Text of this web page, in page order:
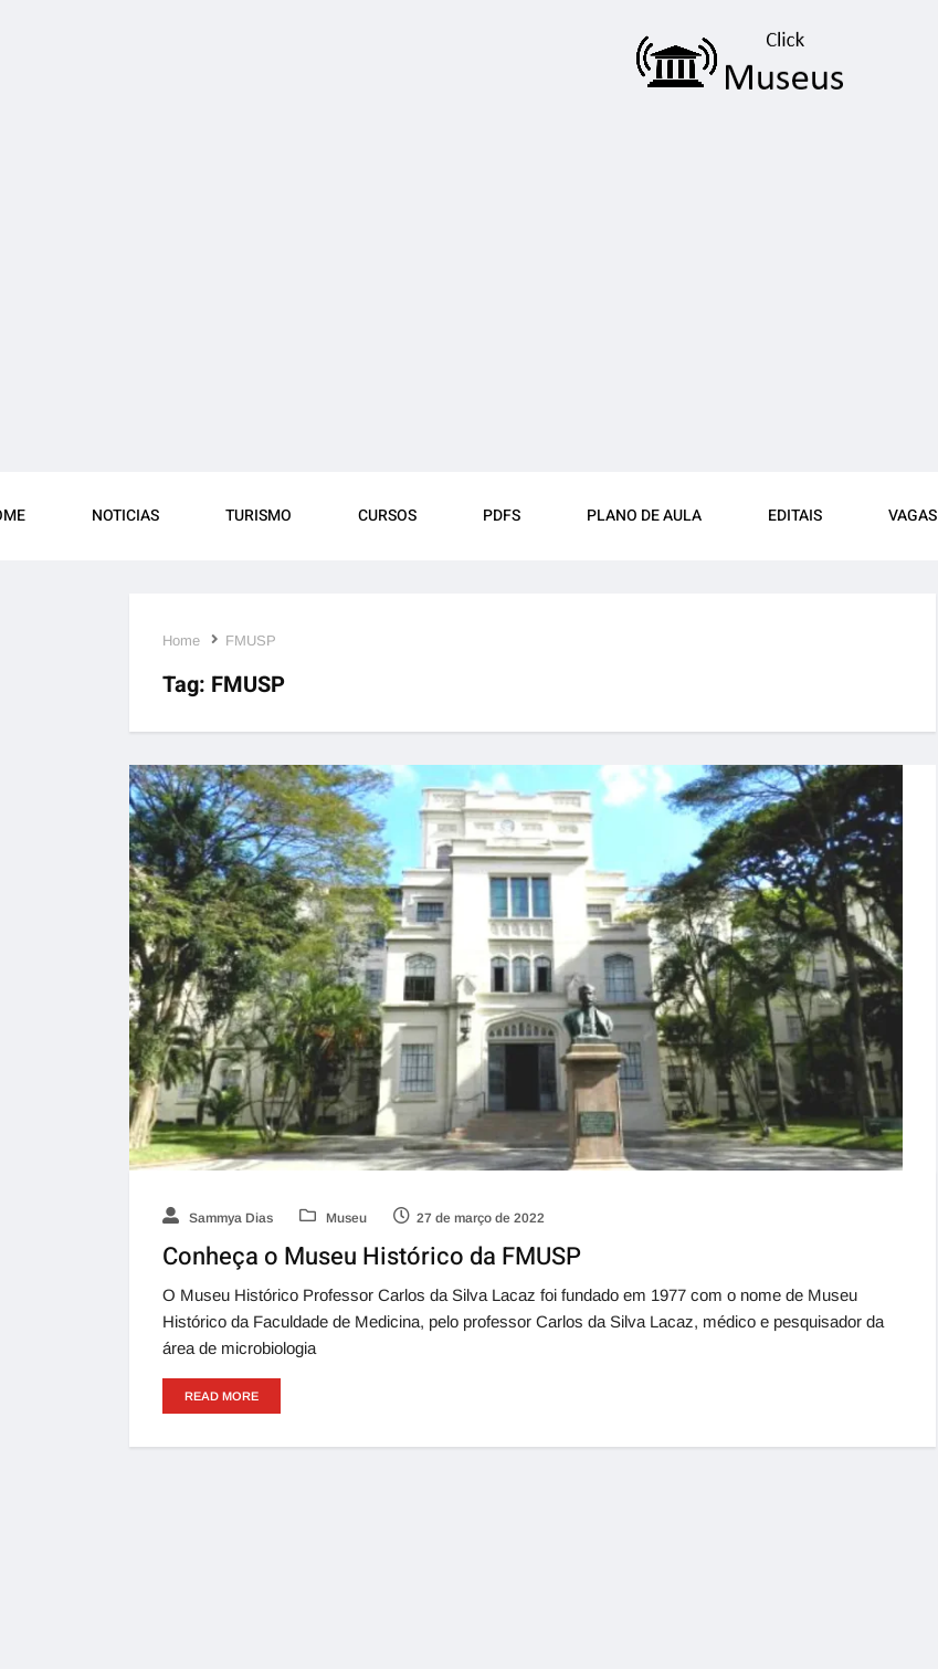
NOTICIAS TURISMO CURSOS PDFS PLANO DE AULA EDITAIS VAGAS
Home FMUSP
Tag: FMUSP
Sammya Dias Museu 27 de março de 2022
Conheça o Museu Histórico da FMUSP
O Museu Histórico Professor Carlos da Silva Lacaz foi fundado em 1977 com o nome de Museu
Histórico da Faculdade de Medicina, pelo professor Carlos da Silva Lacaz, médico e pesquisador da
área de microbiologia
READ MORE